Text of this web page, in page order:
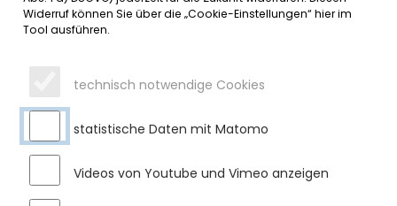
MONAT WÄHLEN
Widerruf können Sie über die „Cookie-Einstellungen“ hier im
Tool ausführen.
technisch notwendige Cookies
statistische Daten mit Matomo
Videos von Youtube und Vimeo anzeigen